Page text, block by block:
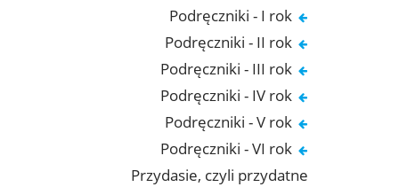
Podręczniki - I rok
Podręczniki - II rok
Podręczniki - III rok
Podręczniki - IV rok
Podręczniki - V rok
Podręczniki - VI rok
Przydasie, czyli przydatne